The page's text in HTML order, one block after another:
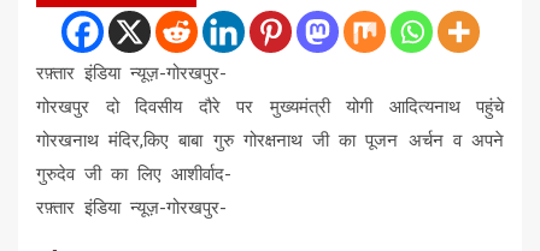
रफ़्तार इंडिया न्यूज़-गोरखपुर-
गोरखपुर दो दिवसीय दौरे पर मुख्यमंत्री योगी आदित्यनाथ पहुंचे
गोरखनाथ मंदिर,किए बाबा गुरु गोरक्षनाथ जी का पूजन अर्चन व अपने
गुरुदेव जी का लिए आशीर्वाद-
रफ़्तार इंडिया न्यूज़-गोरखपुर-